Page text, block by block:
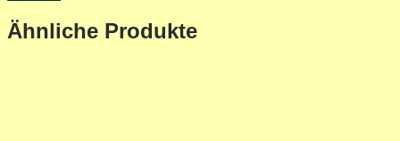
Ähnliche Produkte